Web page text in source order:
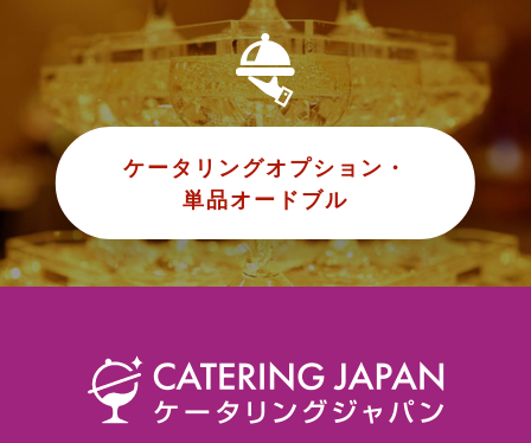
ケータリングオプション・
単品オードブル